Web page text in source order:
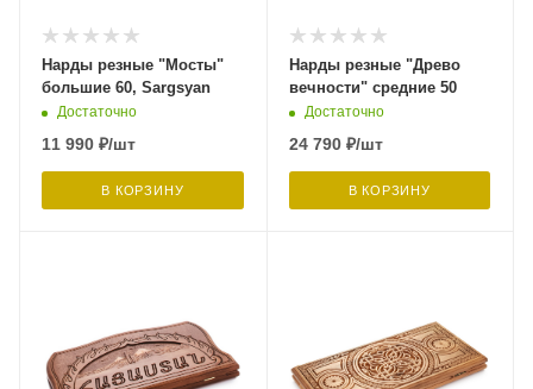
Нарды резные "Мосты"
большие 60, Sargsyan
Достаточно
11 990 ₽/шт
В КОРЗИНУ
Нарды резные "Древо
вечности" средние 50
Достаточно
24 790₽/шт
В КОРЗИНУ